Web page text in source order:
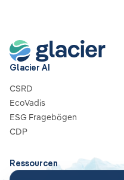
Glacier AI
CSRD
EcoVadis
ESG Fragebögen
CDP
Ressourcen